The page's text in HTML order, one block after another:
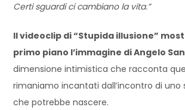
Certi sguardi ci cambiano la vita.”
Il videoclip di “Stupida illusione”
primo piano l’immagine di Angelo
dimensione intimistica che racconta
rimaniamo incantati dall’incontro di uno
che potrebbe nascere.